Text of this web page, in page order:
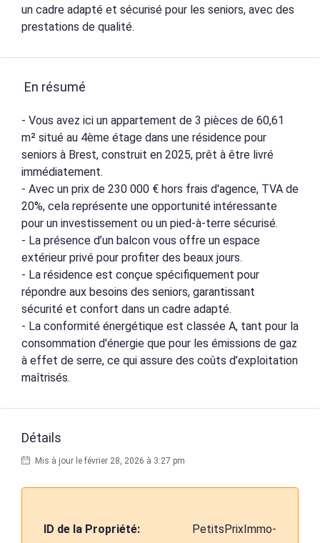
un cadre adapté et sécurisé pour les seniors, avec des
prestations de qualité.
En résumé
- Vous avez ici un appartement de 3 pièces de 60,61
m² situé au 4ème étage dans une résidence pour
seniors à Brest, construit en 2025, prêt à être livré
immédiatement.
- Avec un prix de 230 000 € hors frais d'agence, TVA de
20%, cela représente une opportunité intéressante
pour un investissement ou un pied-à-terre sécurisé.
- La présence d’un balcon vous offre un espace
extérieur privé pour profiter des beaux jours.
- La résidence est conçue spécifiquement pour
répondre aux besoins des seniors, garantissant
sécurité et confort dans un cadre adapté.
- La conformité énergétique est classée A, tant pour la
consommation d'énergie que pour les émissions de gaz
à effet de serre, ce qui assure des coûts d’exploitation
maîtrisés.
Détails
Mis à jour le février 28, 2026 à 3:27 pm
ID de la Propriété:
PetitsPrixImmo-